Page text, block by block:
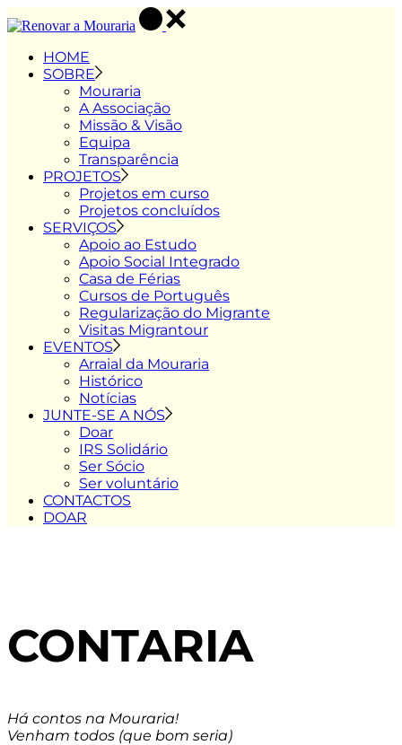
to
contentHOME
SOBRE
Mouraria
A Associação
Missão & Visão
Equipa
Transparência
PROJETOS
Projetos em curso
Projetos concluídos
SERVIÇOS
Apoio ao Estudo
Apoio Social Integrado
Casa de Férias
Cursos de Português
Regularização do Migrante
Visitas Migrantour
EVENTOS
Arraial da Mouraria
Histórico
Notícias
JUNTE-SE A NÓS
Doar
IRS Solidário
Ser Sócio
Ser voluntário
CONTACTOS
DOAR
CONTARIA
Há contos na Mouraria!
Venham todos (que bom seria)